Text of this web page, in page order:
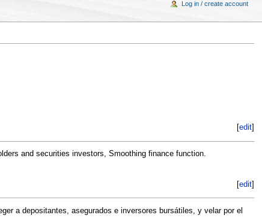
[edit]
and securities investors, Smoothing finance function.
[edit]
a depositantes, asegurados e inversores bursátiles, y velar por el
Log in / create account